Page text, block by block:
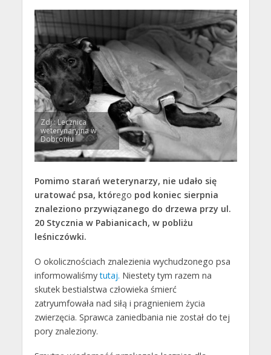
Zdj.: Lecznica
weterynaryjna w
Dobroniu
Pomimo starań weterynarzy, nie udało się
uratować psa, którego pod koniec sierpnia
znaleziono przywiązanego do drzewa przy ul.
20 Stycznia w Pabianicach, w pobliżu
leśniczówki.
O okolicznościach znalezienia wychudzonego psa
informowaliśmytutaj. Niestety tym razem na
skutek bestialstwa człowieka śmierć
zatryumfowała nad siłą i pragnieniem życia
zwierzęcia. Sprawca zaniedbania nie został do tej
pory znaleziony.